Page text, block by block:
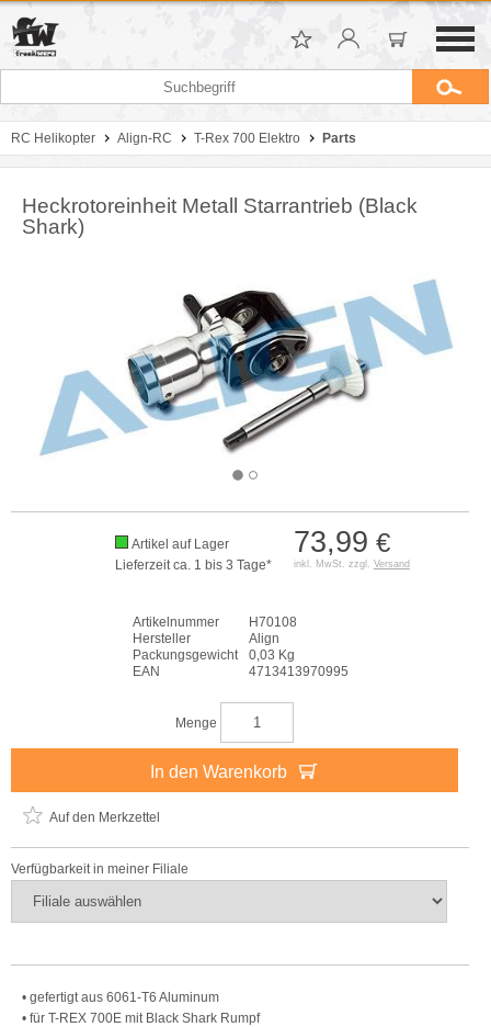
RC Helikopter Align-RC T-Rex 700 Elektro Parts
Heckrotoreinheit Metall Starrantrieb (Black
Shark)
73,99 €
inkl. MwSt. zzgl. Versand
Artikel auf Lager
Lieferzeit ca. 1 bis 3 Tage*
Artikelnummer
H70108
Hersteller
Align
Packungsgewicht
0,03 Kg
EAN
4713413970995
Menge
In den Warenkorb
Auf den Merkzettel
Verfügbarkeit in meiner Filiale
• gefertigt aus 6061-T6 Aluminum
• für T-REX 700E mit Black Shark Rumpf